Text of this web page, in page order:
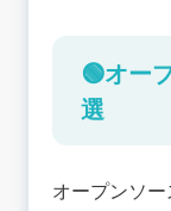
🟢オー
選
オープンソ